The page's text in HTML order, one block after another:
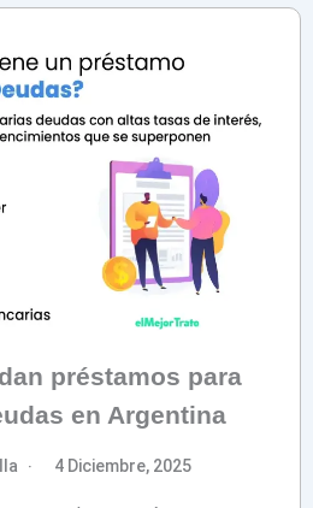
préstamos para
en Argentina
4 Diciembre, 2025